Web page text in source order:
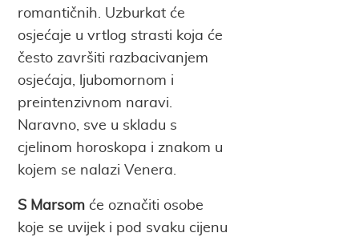
romantičnih. Uzburkat će
osjećaje u vrtlog strasti koja će
često završiti razbacivanjem
osjećaja, ljubomornom i
preintenzivnom naravi.
Naravno, sve u skladu s
cjelinom horoskopa i znakom u
kojem se nalazi Venera.
S Marsom će označiti osobe
koje se uvijek i pod svaku cijenu